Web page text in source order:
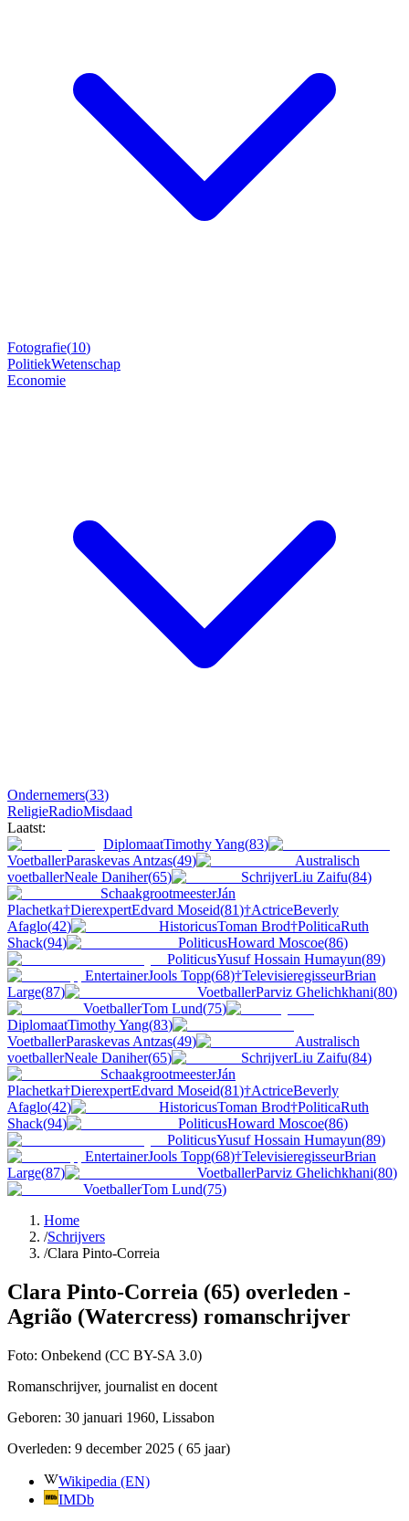
Fotografie(10)
PolitiekWetenschap
Economie
Ondernemers(33)
ReligieRadioMisdaad
Laatst:
DiplomaatTimothy Yang(83)
VoetballerParaskevas Antzas(49)
Australisch
voetballerNeale Daniher(65) SchrijverLiu Zaifu(84)
SchaakgrootmeesterJán
Plachetka†DierexpertEdvard Moseid(81)†ActriceBeverly
Afaglo(42) HistoricusToman Brod†PoliticaRuth
Shack(94) PoliticusHoward Moscoe(86)
PoliticusYusuf Hossain Humayun(89)
EntertainerJools Topp(68)†TelevisieregisseurBrian
Large(87) VoetballerParviz Ghelichkhani(80)
VoetballerTom Lund(75)
DiplomaatTimothy Yang(83)
VoetballerParaskevas Antzas(49)
Australisch
voetballerNeale Daniher(65) SchrijverLiu Zaifu(84)
SchaakgrootmeesterJán
Plachetka†DierexpertEdvard Moseid(81)†ActriceBeverly
Afaglo(42) HistoricusToman Brod†PoliticaRuth
Shack(94) PoliticusHoward Moscoe(86)
PoliticusYusuf Hossain Humayun(89)
EntertainerJools Topp(68)†TelevisieregisseurBrian
Large(87) VoetballerParviz Ghelichkhani(80)
VoetballerTom Lund(75)
Home
/Schrijvers
/Clara Pinto-Correia
Clara Pinto-Correia (65) overleden -
Agrião (Watercress) romanschrijver
Foto: Onbekend (CC BY-SA 3.0)
Romanschrijver, journalist en docent
Geboren: 30 januari 1960, Lissabon
Overleden: 9 december 2025 ( 65 jaar)
Wikipedia (EN)
IMDb